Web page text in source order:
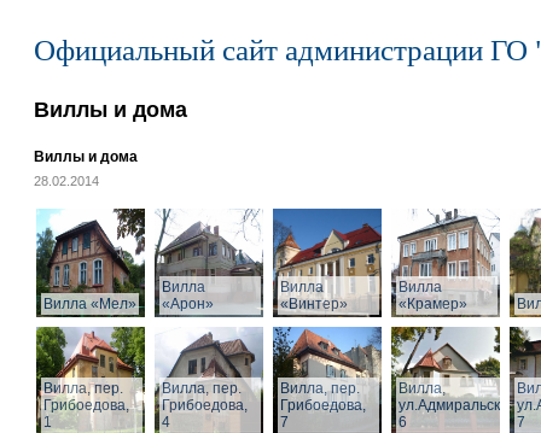
Официальный сайт администрации ГО
Виллы и дома
Виллы и дома
28.02.2014
Вилла «Мел»
Вилла
«Арон»
Вилла
«Винтер»
Вилла
«Крамер»
Вилла, пер.
Грибоедова,
1
Вилла, пер.
Грибоедова,
4
Вилла, пер.
Грибоедова,
7
Вилла,
ул.Адмиральская,
6
7